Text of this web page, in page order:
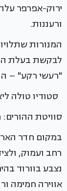
ירוק-אפרפר
ורעננות.
המנורות
לבקשת בעלת
"רעשי רקע" –
סטודיו טולה
סוויטת
במקום חדר
רחב ועמוק,
נצבע בוורוד
אווירה חמימה